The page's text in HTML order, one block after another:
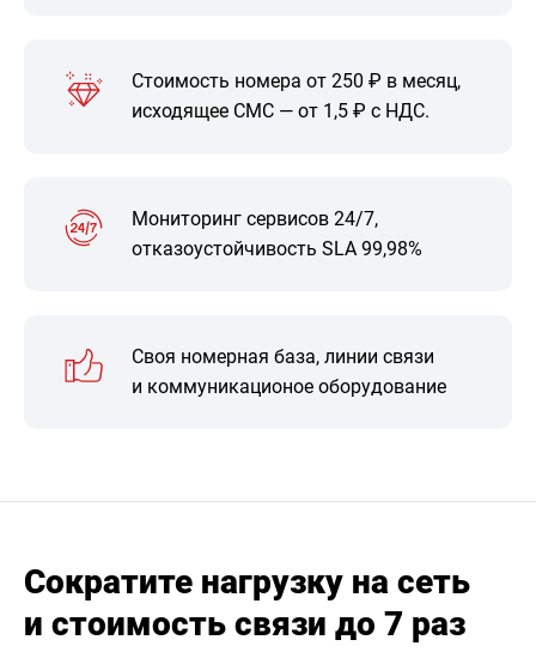
Стоимость номера от 250 ₽ в месяц,
исходящее СМС — от 1,5 ₽ с НДС.
Мониторинг сервисов 24/7,
отказоустойчивость SLA 99,98%
Своя номерная база, линии связи
и коммуникационое оборудование
Сократите нагрузку на сеть
и стоимость связи до 7 раз